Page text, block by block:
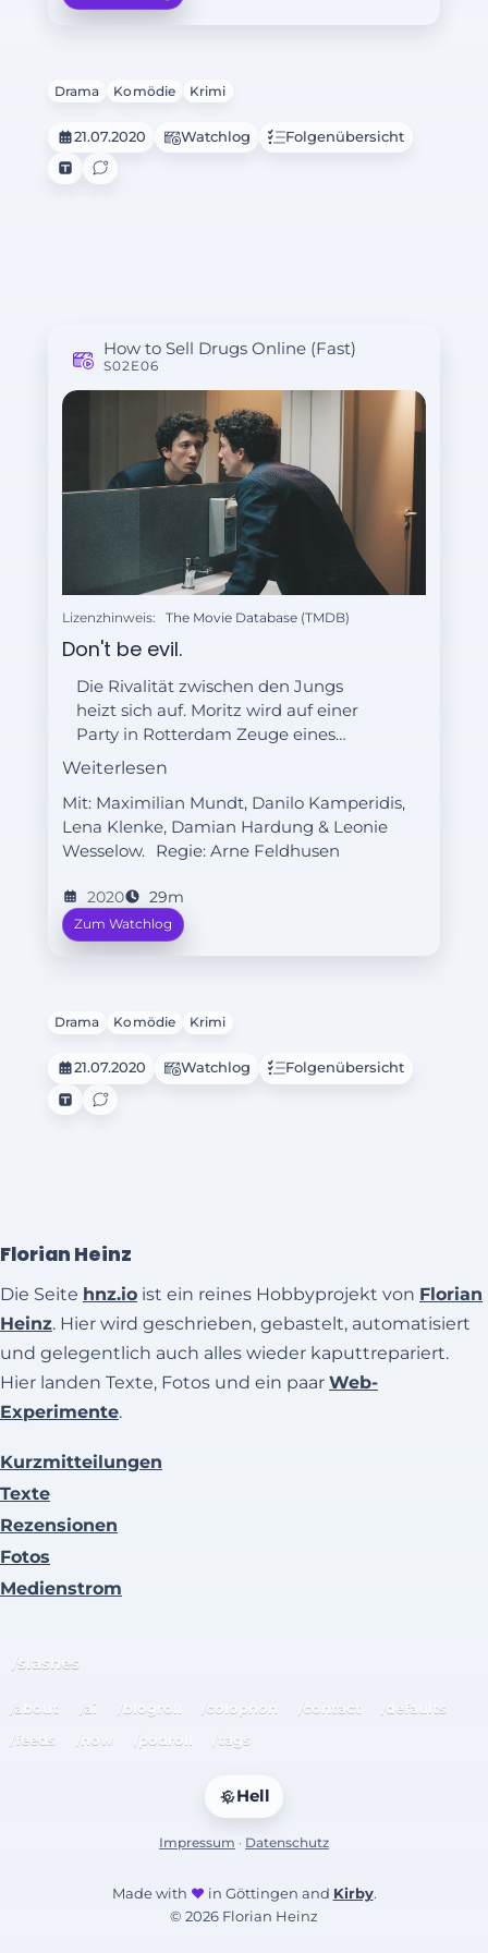
Drama Komödie Krimi
21.07.2020 Watchlog Folgenübersicht
How to Sell Drugs Online (Fast)
S02E06
Lizenzhinweis: The Movie Database (TMDB)
Don't be evil.
Die Rivalität zwischen den Jungs
heizt sich auf. Moritz wird auf einer
Party in Rotterdam Zeuge eines
schockierenden Vorfalls und versucht,
Weiterlesen
Mit: Maximilian Mundt, Danilo Kamperidis,
Lena Klenke, Damian Hardung & Leonie
Wesselow.
Regie: Arne Feldhusen
2020 29m
Zum Watchlog
Drama Komödie Krimi
21.07.2020 Watchlog Folgenübersicht
Florian Heinz
Die Seite hnz.io ist ein reines Hobbyprojekt von Florian
Heinz. Hier wird geschrieben, gebastelt, automatisiert
und gelegentlich auch alles wieder kaputtrepariert.
Hier landen Texte, Fotos und ein paar Web-
Experimente.
Kurzmitteilungen
Texte
Rezensionen
Fotos
Medienstrom
/slashes
/about /ai /blogroll /colophon /contact
/defaults
/feeds
/now /podroll /tags
Hell
Impressum · Datenschutz
Made with ♥ in Göttingen and Kirby.
© 2026 Florian Heinz